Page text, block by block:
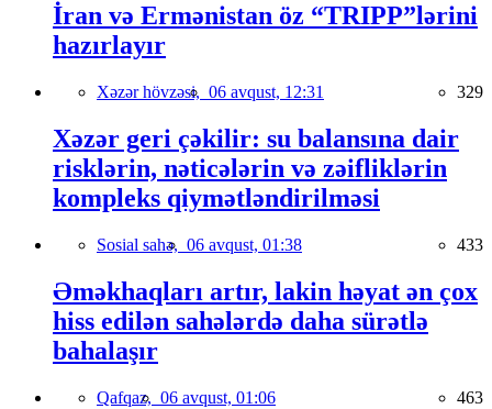
İran və Ermənistan öz “TRIPP”lərini
hazırlayır
Xəzər hövzəsi, 06 avqust, 12:31 329
Xəzər geri çəkilir: su balansına dair
risklərin, nəticələrin və zəifliklərin
kompleks qiymətləndirilməsi
Sosial sahə, 06 avqust, 01:38 433
Əməkhaqları artır, lakin həyat ən çox
hiss edilən sahələrdə daha sürətlə
bahalaşır
Qafqaz, 06 avqust, 01:06 463